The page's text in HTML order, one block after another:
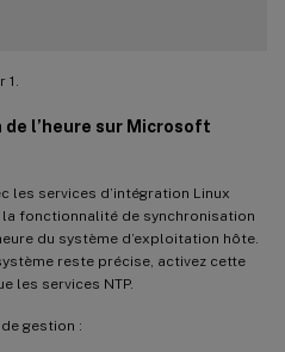
l’heure sur Microsoft
les services d’intégration Linux
fonctionnalité de synchronisation
du système d’exploitation hôte.
reste précise, activez cette
les services NTP.
gestion :